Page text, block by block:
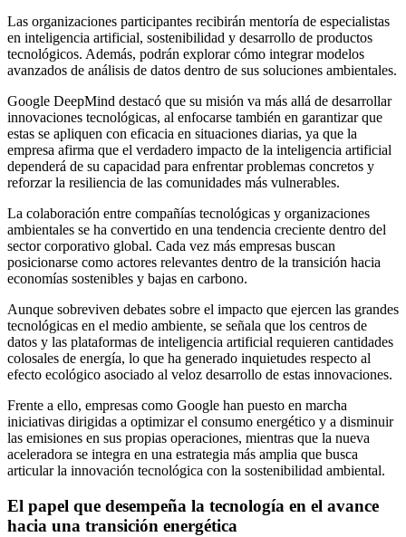
Las organizaciones participantes recibirán mentoría de especialistas
en inteligencia artificial, sostenibilidad y desarrollo de productos
tecnológicos. Además, podrán explorar cómo integrar modelos
avanzados de análisis de datos dentro de sus soluciones ambientales.
Google DeepMind destacó que su misión va más allá de desarrollar
innovaciones tecnológicas, al enfocarse también en garantizar que
estas se apliquen con eficacia en situaciones diarias, ya que la
empresa afirma que el verdadero impacto de la inteligencia artificial
dependerá de su capacidad para enfrentar problemas concretos y
reforzar la resiliencia de las comunidades más vulnerables.
La colaboración entre compañías tecnológicas y organizaciones
ambientales se ha convertido en una tendencia creciente dentro del
sector corporativo global. Cada vez más empresas buscan
posicionarse como actores relevantes dentro de la transición hacia
economías sostenibles y bajas en carbono.
Aunque sobreviven debates sobre el impacto que ejercen las grandes
tecnológicas en el medio ambiente, se señala que los centros de
datos y las plataformas de inteligencia artificial requieren cantidades
colosales de energía, lo que ha generado inquietudes respecto al
efecto ecológico asociado al veloz desarrollo de estas innovaciones.
Frente a ello, empresas como Google han puesto en marcha
iniciativas dirigidas a optimizar el consumo energético y a disminuir
las emisiones en sus propias operaciones, mientras que la nueva
aceleradora se integra en una estrategia más amplia que busca
articular la innovación tecnológica con la sostenibilidad ambiental.
El papel que desempeña la tecnología en el avance
hacia una transición energética